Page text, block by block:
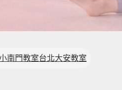
南門教室台北大安教室